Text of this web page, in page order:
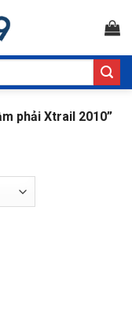
phải Xtrail 2010”